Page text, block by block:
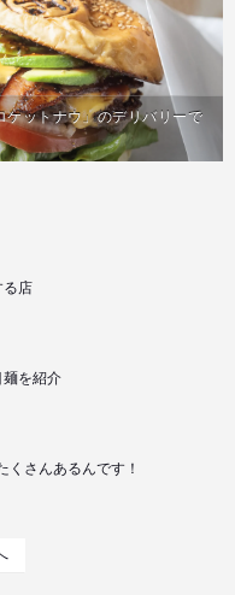
ットナウ」のデリバリーで
る店
麺を紹介
くさんあるんです！